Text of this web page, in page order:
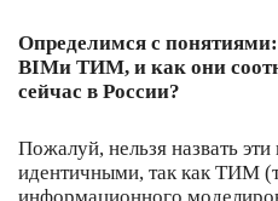
Определимся с
BIMи ТИМ, и как они
сейчас в России?
Пожалуй, нельзя назвать
идентичными, так как ТИМ